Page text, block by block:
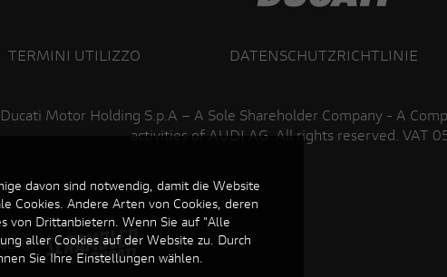
davon sind notwendig, damit die Website
Cookies. Andere Arten von Cookies, deren
von Drittanbietern. Wenn Sie auf "Alle
aller Cookies auf der Website zu. Durch
Sie Ihre Einstellungen wählen.
TERMINI UTILIZZO DATENSCHUTZRICHTLINIE
Motor Holding S.p.A – A Sole Shareholder Company - A
activities of AUDI AG. All rights reserved. VAT